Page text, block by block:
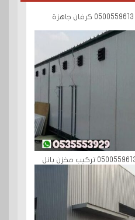
كرفانات ساندوتش بانل الرياض 0500559613 كرفان جاهزة